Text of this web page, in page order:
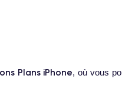
Plans iPhone, où vous